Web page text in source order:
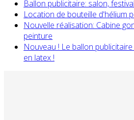
Ballon publicitaire: salon,
Location de bouteille d'hélium
Nouvelle réalisation: Cabine
peinture
Nouveau ! Le ballon
en latex !